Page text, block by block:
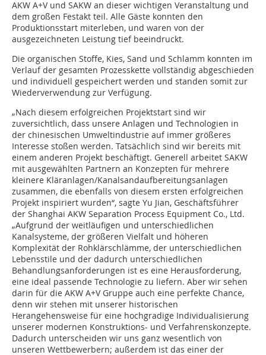
AKW A+V und SAKW an dieser wichtigen Veranstaltung und
dem großen Festakt teil. Alle Gäste konnten den
Produktionsstart miterleben, und waren von der
ausgezeichneten Leistung tief beeindruckt.
Die organischen Stoffe, Kies, Sand und Schlamm konnten im
Verlauf der gesamten Prozesskette vollständig abgeschieden
und individuell gespeichert werden und standen somit zur
Wiederverwendung zur Verfügung.
„Nach diesem erfolgreichen Projektstart sind wir
zuversichtlich, dass unsere Anlagen und Technologien in
der chinesischen Umweltindustrie auf immer größeres
Interesse stoßen werden. Tatsächlich sind wir bereits mit
einem anderen Projekt beschäftigt. Generell arbeitet SAKW
mit ausgewählten Partnern an Konzepten für mehrere
kleinere Kläranlagen/Kanalsandaufbereitungsanlagen
zusammen, die ebenfalls von diesem ersten erfolgreichen
Projekt inspiriert wurden“, sagte Yu Jian, Geschäftsführer
der Shanghai AKW Separation Process Equipment Co., Ltd.
„Aufgrund der weitläufigen und unterschiedlichen
Kanalsysteme, der größeren Vielfalt und höheren
Komplexität der Rohklärschlämme, der unterschiedlichen
Lebensstile und der dadurch unterschiedlichen
Behandlungsanforderungen ist es eine Herausforderung,
eine ideal passende Technologie zu liefern. Aber wir sehen
darin für die AKW A+V Gruppe auch eine perfekte Chance,
denn wir stehen mit unserer historischen
Herangehensweise für eine hochgradige Individualisierung
unserer modernen Konstruktions- und Verfahrenskonzepte.
Dadurch unterscheiden wir uns ganz wesentlich von
unseren Wettbewerbern; außerdem ist das einer der